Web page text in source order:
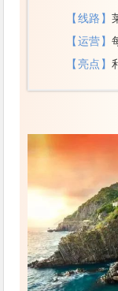
【线路】
【运营】
【亮点】